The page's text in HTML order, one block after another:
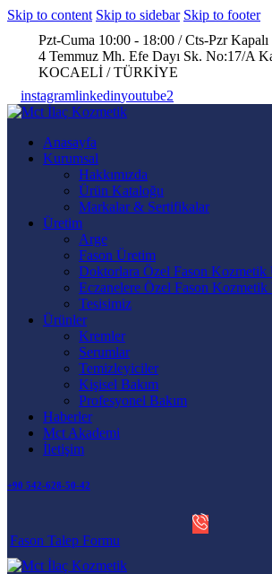
Skip to content Skip to sidebar Skip to footer
Pzt-Cuma 10:00 - 18:00 / Cts-Pzr Kapalı
4 Temmuz Mh. Efe Dayı Sk. No:17/A
KOCAELİ / TÜRKİYE
instagramlinkedinyoutube2
Anasayfa
Kurumsal
Hakkımızda
Ürün Kataloğu
Markalar & Sertifikalar
Üretim
Arge
Fason Üretim
Doktorlara Özel Fason Kozmetik
Eczanelere Özel Fason
Tesisimiz
Ürünler
Kremler
Serumlar
Temizleyiciler
Kişisel Bakım
Profesyonel Bakım
Haberler
Mct Akademi
İletişim
+90 542-628-50-42
Fason Talep Formu